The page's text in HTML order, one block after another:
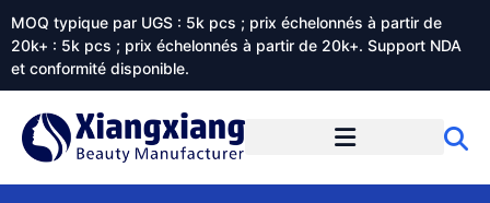
MOQ typique par UGS : 5k pcs ; prix échelonnés à partir de
20k+ : 5k pcs ; prix échelonnés à partir de 20k+. Support NDA
et conformité disponible.